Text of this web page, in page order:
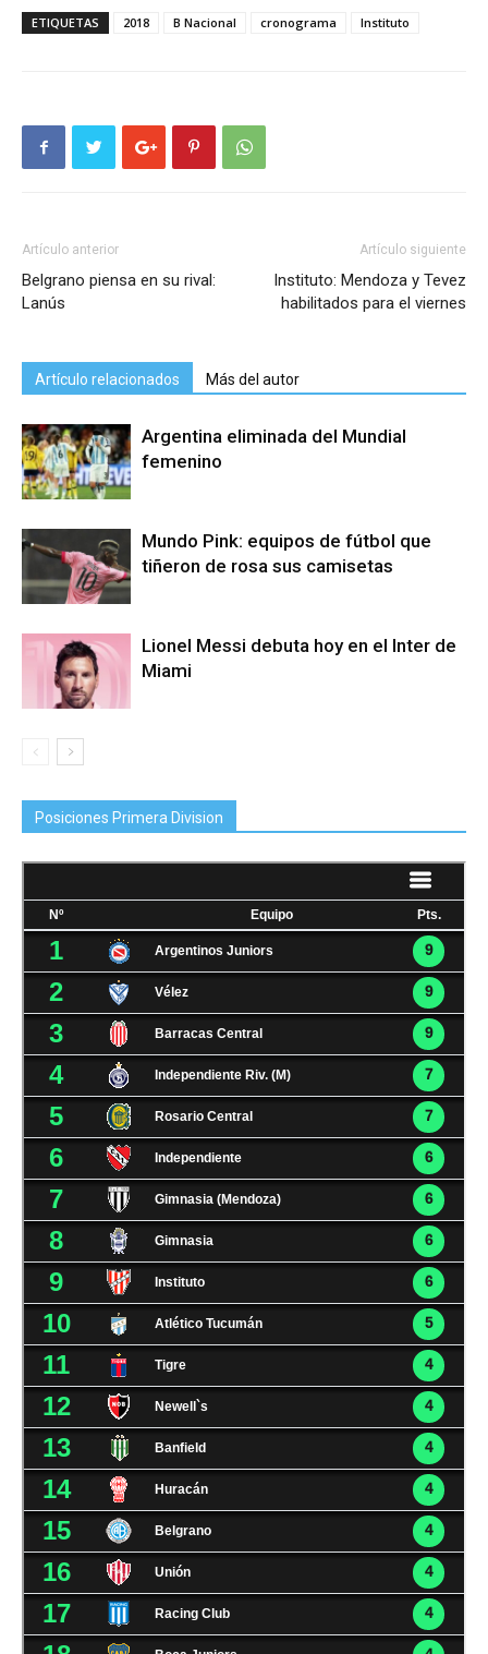
ETIQUETAS 2018 B Nacional cronograma Instituto
Artículo anterior
Belgrano piensa en su rival:
Lanús
Artículo siguiente
Instituto: Mendoza y Tevez
habilitados para el viernes
Artículo relacionados Más del autor
Argentina eliminada del Mundial
femenino
Mundo Pink: equipos de fútbol que
tiñeron de rosa sus camisetas
Lionel Messi debuta hoy en el Inter de
Miami
Posiciones Primera Division